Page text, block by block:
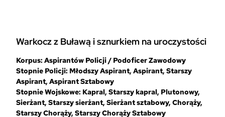
Warkocz z Buławą i sznurkiem na uroczystości
Korpus: Aspirantów Policji / Podoficer Zawodowy
Stopnie Policji: Młodszy Aspirant, Aspirant, Starszy
Aspirant, Aspirant Sztabowy
Stopnie Wojskowe: Kapral, Starszy kapral, Plutonowy,
Sierżant, Starszy sierżant, Sierżant sztabowy, Chorąży,
Starszy Chorąży, Starszy Chorąży Sztabowy